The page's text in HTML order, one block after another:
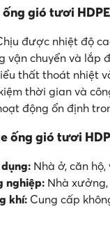
gió tươi
được nhiệt độ
vận chuyển và lắp
thất thoát nhiệt
thời gian và
động ổn định
ống gió tươi
Nhà ở, căn
nghiệp: Nhà
khí: Cung cấp